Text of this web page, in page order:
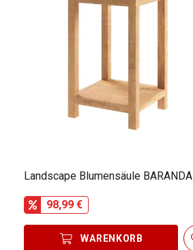
Landscape Blumensäule BARANDA
98,99 €
WARENKORB